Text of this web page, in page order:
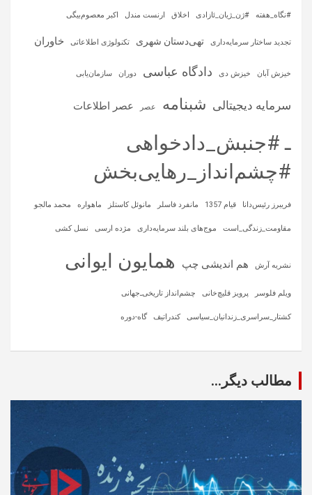
#نگاه_هفته #ژن_ژیان_ئازادی اخلاق ارنست مندل اکبر معصوم‌بیگی
تجدید ساختار سرمایه‌داری تهی‌دستان شهری تکنولوژی اطلاعاتی خاوران
خیزش آبان خیزش دی دادگاه عباسی دوران سازمان‌یابی
سرمایه‌ دیجیتالی شبنامه عصر عصر اطلاعات
ـ #جنبش_دادخواهی
#چشم‌انداز_رهایی‌بخش
فریبرز رئیس‌دانا قیام 1357 مانفرد فاسلر مانوئل کاستلز ماهواره‌ محمد مالجو
مقاومت_زندگی_است موج‌های بلند سرمایه‌داری مژده ارسی نسل کشی
نشریه آرش هم اندیشی چپ همایون ایوانی
ویلم فلوسر پرویز قلیچ‌خانی چشم‌انداز تاریخی‌ـ‌جهانی
کشتار_سراسری_زندانیان_سیاسی کندراتیف گاه-دوره
مطالب دیگر...